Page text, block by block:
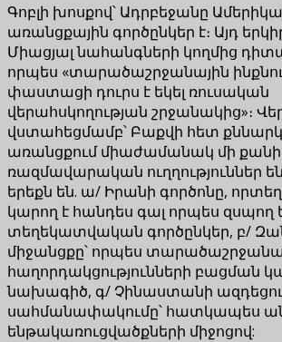
Գոբլի խոսքով՝ Ադրբեջանը
առանցքային գործընկեր է։ Այդ
Միացյալ նահանգների կողմից
որպես «տարածաշրջանային
փաստացի դուրս է եկել ռուսական
վերահսկողության շրջանակից»։
վստահեցմամբ՝ Բաքվի հետ
առանցքում միաժամանակ մի քանի
ռազմավարական ուղղություններ
երեքն են. ա/ Իրանի գործոնը,
կարող է հանդես գալ որպես զսպող
տեղեկատվական գործընկեր, բ/
միջանցքը՝ որպես
հաղորդակցությունների բացման
նախագիծ, գ/ Չինաստանի
սահմանափակումը՝ հատկապես
ենթակառուցվածքների միջոցով: